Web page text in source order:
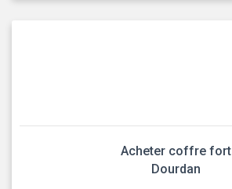
Acheter coffre fort
Dourdan